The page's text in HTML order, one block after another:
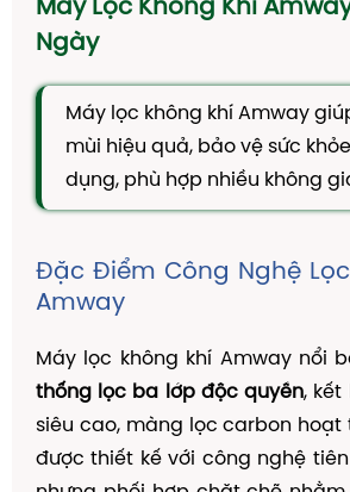
CAO DẠ CẨM
HÀ THỦ Ô
TAM THẤT MẬT ONG
CAO DÂY THÌA CANH
KIẾN THỨC
Kiến Thức Về Ho
Kiến Thức Về Dạ Dày
Kiến Thức Về Đại Tràng
Kiến Thức Về Hà Thủ Ô
Máy Lọc Không Khí
Ngày
Máy lọc không khí Amway
mùi hiệu quả, bảo vệ sức
dụng, phù hợp nhiều không
Đặc Điểm Công Nghệ
Amway
Máy lọc không khí Amway nổi
thống lọc ba lớp độc quyền, kết
siêu cao, màng lọc carbon
được thiết kế với công nghệ